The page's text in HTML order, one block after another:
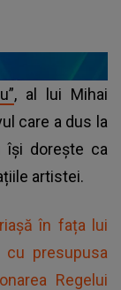
, al lui Mihai
care a dus la
își dorește ca
artistei.
în fața lui
presupusa
Regelui